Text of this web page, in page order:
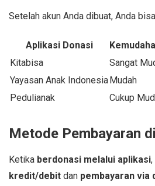
Setelah akun Anda dibuat, Anda
Aplikasi Donasi
Kitabisa
Sangat
Yayasan Anak IndonesiaMudah
Pedulianak
Cukup
Metode Pembayaran
Ketika berdonasi melalui aplikasi
kredit/debit dan pembayaran via